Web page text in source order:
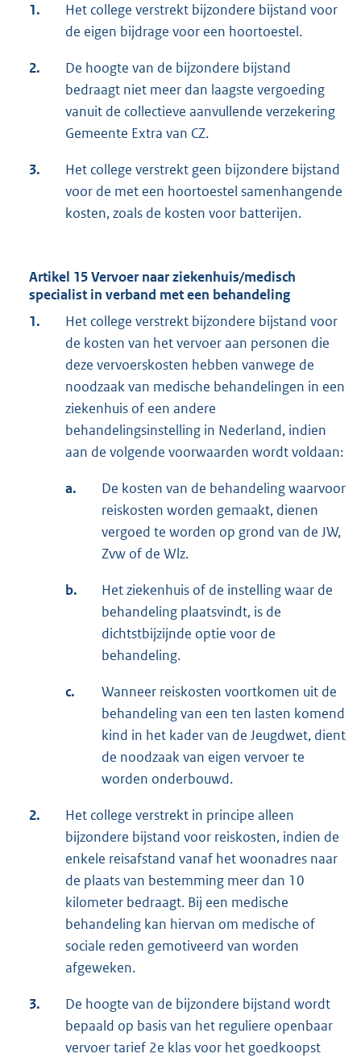
1.
Het college verstrekt bijzondere bijstand voor
de eigen bijdrage voor een hoortoestel.
2.
De hoogte van de bijzondere bijstand
bedraagt niet meer dan laagste vergoeding
vanuit de collectieve aanvullende verzekering
Gemeente Extra van CZ.
3.
Het college verstrekt geen bijzondere bijstand
voor de met een hoortoestel samenhangende
kosten, zoals de kosten voor batterijen.
Artikel 15 Vervoer naar ziekenhuis/medisch
specialist in verband met een behandeling
1.
Het college verstrekt bijzondere bijstand voor
de kosten van het vervoer aan personen die
deze vervoerskosten hebben vanwege de
noodzaak van medische behandelingen in een
ziekenhuis of een andere
behandelingsinstelling in Nederland, indien
aan de volgende voorwaarden wordt voldaan:
a.
De kosten van de behandeling waarvoor
reiskosten worden gemaakt, dienen
vergoed te worden op grond van de JW,
Zvw of de Wlz.
b.
Het ziekenhuis of de instelling waar de
behandeling plaatsvindt, is de
dichtstbijzijnde optie voor de
behandeling.
c.
Wanneer reiskosten voortkomen uit de
behandeling van een ten lasten komend
kind in het kader van de Jeugdwet, dient
de noodzaak van eigen vervoer te
worden onderbouwd.
2.
Het college verstrekt in principe alleen
bijzondere bijstand voor reiskosten, indien de
enkele reisafstand vanaf het woonadres naar
de plaats van bestemming meer dan 10
kilometer bedraagt. Bij een medische
behandeling kan hiervan om medische of
sociale reden gemotiveerd van worden
afgeweken.
3.
De hoogte van de bijzondere bijstand wordt
bepaald op basis van het reguliere openbaar
vervoer tarief 2e klas voor het goedkoopst